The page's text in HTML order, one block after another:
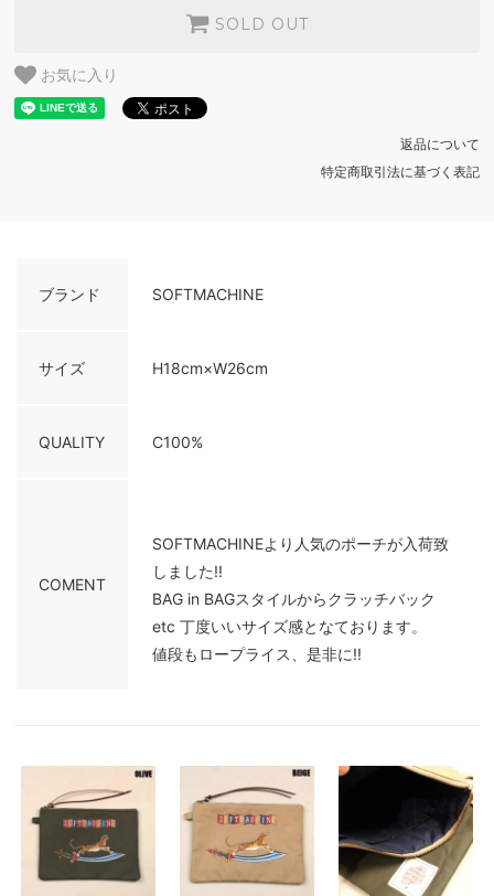
SOLD OUT
お気に入り
返品について
特定商取引法に基づく表記
ブランド SOFTMACHINE
サイズ H18cm×W26cm
QUALITY C100%
COMENT
SOFTMACHINEより人気のポーチが入荷致
しました!!
BAG in BAGスタイルからクラッチバック
etc 丁度いいサイズ感となております。
値段もロープライス、是非に!!